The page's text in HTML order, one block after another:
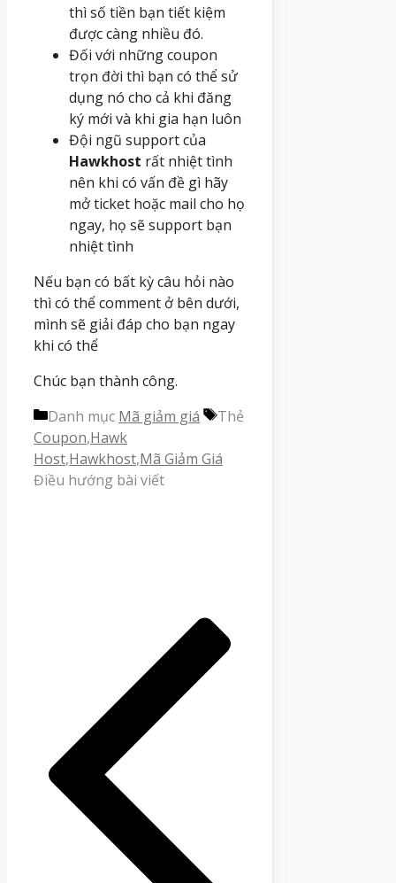
thì số tiền bạn tiết kiệm
được càng nhiều đó.
Đối với những coupon
trọn đời thì bạn có thể sử
dụng nó cho cả khi đăng
ký mới và khi gia hạn luôn
Đội ngũ support của
Hawkhost rất nhiệt tình
nên khi có vấn đề gì hãy
mở ticket hoặc mail cho họ
ngay, họ sẽ support bạn
nhiệt tình
Nếu bạn có bất kỳ câu hỏi nào
thì có thể comment ở bên dưới,
mình sẽ giải đáp cho bạn ngay
khi có thể
Chúc bạn thành công.
Danh mục Mã giảm giá
Thẻ
Coupon,Hawk
Host,Hawkhost,Mã Giảm Giá
Điều hướng bài viết